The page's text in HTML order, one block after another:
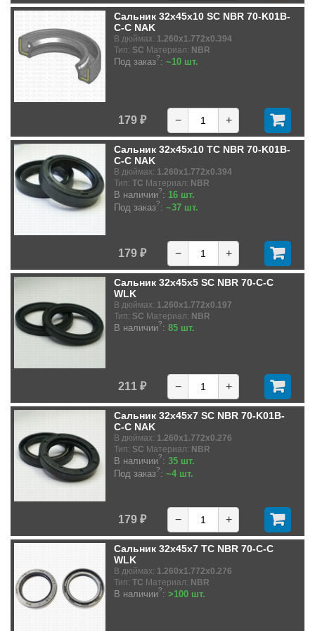
Сальник 32x45x10 SC NBR 70-K01B-
C-C NAK
В дюймах: 1.260x1.772x0.394
Тип: SC Материал: NBR
Под заказ?: ~10 шт.
179 ₽ − +
Сальник 32x45x10 TC NBR 70-K01B-
C-C NAK
В дюймах: 1.260x1.772x0.394
Тип: TC Материал: NBR
В наличии?: 16 шт.
Под заказ?: ~37 шт.
179 ₽ − +
Сальник 32x45x5 SC NBR 70-C-C
WLK
В дюймах: 1.260x1.772x0.197
Тип: SC Материал: NBR
В наличии?: 85 шт.
211 ₽ − +
Сальник 32x45x7 SC NBR 70-K01B-
C-C NAK
В дюймах: 1.260x1.772x0.276
Тип: SC Материал: NBR
В наличии?: 35 шт.
Под заказ?: ~4 шт.
179 ₽ − +
Сальник 32x45x7 TC NBR 70-C-C
WLK
В дюймах: 1.260x1.772x0.276
Тип: TC Материал: NBR
В наличии?: >100 шт.